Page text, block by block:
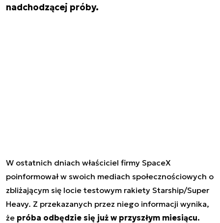
nadchodzącej próby.
W ostatnich dniach właściciel firmy SpaceX
poinformował w swoich mediach społecznościowych o
zbliżającym się locie testowym rakiety Starship/Super
Heavy. Z przekazanych przez niego informacji wynika,
że próba odbędzie się już w przyszłym miesiącu.